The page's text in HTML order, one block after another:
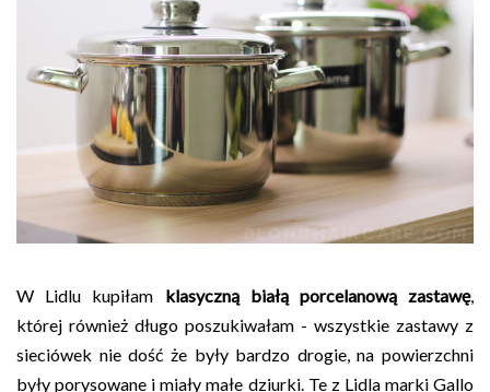
W Lidlu kupiłam klasyczną białą porcelanową zastawę,
której również długo poszukiwałam - wszystkie zastawy z
sieciówek nie dość że były bardzo drogie, na powierzchni
były porysowane i miały małe dziurki. Te z Lidla marki Gallo